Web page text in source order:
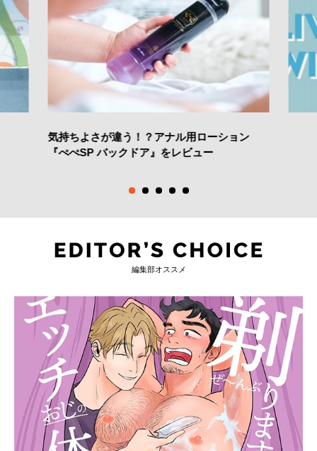
気持ちよさが違う！？アナル用ローション
『ぺぺSP バックドア』をレビュー
編集部オススメ